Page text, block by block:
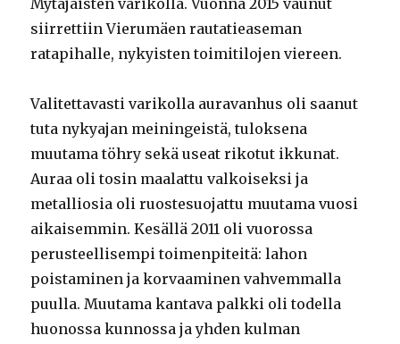
Mytäjäisten varikolla. Vuonna 2015 vaunut
siirrettiin Vierumäen rautatieaseman
ratapihalle, nykyisten toimitilojen viereen.
Valitettavasti varikolla auravanhus oli saanut
tuta nykyajan meiningeistä, tuloksena
muutama töhry sekä useat rikotut ikkunat.
Auraa oli tosin maalattu valkoiseksi ja
metalliosia oli ruostesuojattu muutama vuosi
aikaisemmin. Kesällä 2011 oli vuorossa
perusteellisempi toimenpiteitä: lahon
poistaminen ja korvaaminen vahvemmalla
puulla. Muutama kantava palkki oli todella
huonossa kunnossa ja yhden kulman